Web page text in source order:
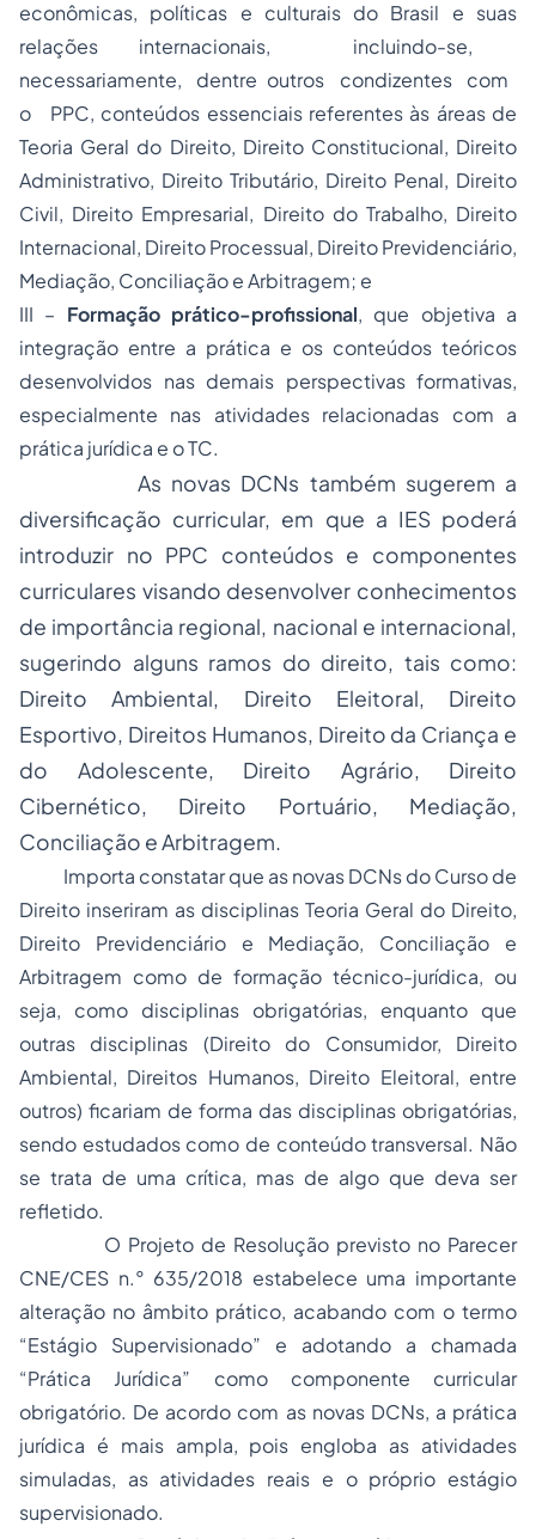
econômicas, políticas e culturais do Brasil e suas
relações internacionais, incluindo-se,
necessariamente, dentre outros condizentes com
o PPC, conteúdos essenciais referentes às áreas de
Teoria Geral do Direito, Direito Constitucional, Direito
Administrativo, Direito Tributário, Direito Penal, Direito
Civil, Direito Empresarial, Direito do Trabalho, Direito
Internacional, Direito Processual, Direito Previdenciário,
Mediação, Conciliação e Arbitragem; e
III – Formação prático-profissional, que objetiva a
integração entre a prática e os conteúdos teóricos
desenvolvidos nas demais perspectivas formativas,
especialmente nas atividades relacionadas com a
prática jurídica e o TC.
As novas DCNs também sugerem a
diversificação curricular, em que a IES poderá
introduzir no PPC conteúdos e componentes
curriculares visando desenvolver conhecimentos
de importância regional, nacional e internacional,
sugerindo alguns ramos do direito, tais como:
Direito Ambiental, Direito Eleitoral, Direito
Esportivo, Direitos Humanos, Direito da Criança e
do Adolescente, Direito Agrário, Direito
Cibernético, Direito Portuário, Mediação,
Conciliação e Arbitragem.
Importa constatar que as novas DCNs do Curso de
Direito inseriram as disciplinas Teoria Geral do Direito,
Direito Previdenciário e Mediação, Conciliação e
Arbitragem como de formação técnico-jurídica, ou
seja, como disciplinas obrigatórias, enquanto que
outras disciplinas (Direito do Consumidor, Direito
Ambiental, Direitos Humanos, Direito Eleitoral, entre
outros) ficariam de forma das disciplinas obrigatórias,
sendo estudados como de conteúdo transversal. Não
se trata de uma crítica, mas de algo que deva ser
refletido.
O Projeto de Resolução previsto no Parecer
CNE/CES n.° 635/2018 estabelece uma importante
alteração no âmbito prático, acabando com o termo
“Estágio Supervisionado” e adotando a chamada
“Prática Jurídica” como componente curricular
obrigatório. De acordo com as novas DCNs, a prática
jurídica é mais ampla, pois engloba as atividades
simuladas, as atividades reais e o próprio estágio
supervisionado.